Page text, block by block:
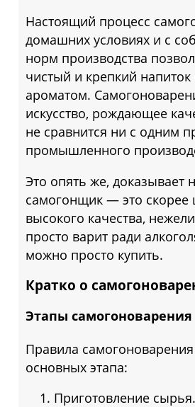
Настоящий процесс
домашних условиях и с
норм производства
чистый и крепкий
ароматом.
искусство, рождающее
не сравнится ни с одним
промышленного
Это опять же, доказывает
самогонщик — это скорее
высокого качества,
просто варит ради
можно просто купить.
Кратко о
Этапы самогоноварения
Правила
основных этапа:
Приготовление сырья.